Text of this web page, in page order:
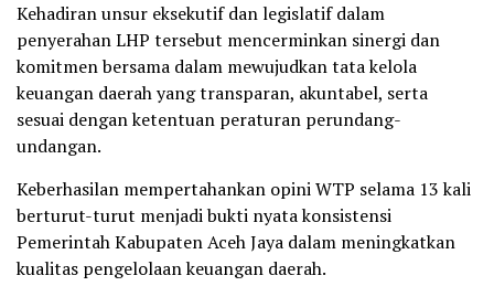
Kehadiran unsur eksekutif dan legislatif dalam
penyerahan LHP tersebut mencerminkan sinergi dan
komitmen bersama dalam mewujudkan tata kelola
keuangan daerah yang transparan, akuntabel, serta
sesuai dengan ketentuan peraturan perundang-
undangan.
Keberhasilan mempertahankan opini WTP selama 13 kali
berturut-turut menjadi bukti nyata konsistensi
Pemerintah Kabupaten Aceh Jaya dalam meningkatkan
kualitas pengelolaan keuangan daerah.